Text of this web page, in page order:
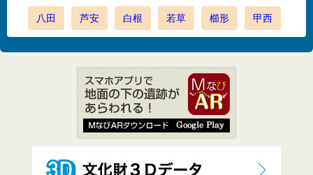
八田 芦安 白根 若草 櫛形 甲西